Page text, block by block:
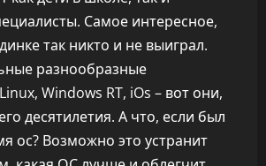
Самое интересное,
так никто и не выиграл.
разнообразные
Windows RT, iOs – вот они,
десятилетия. А что, если был
ос? Возможно это устранит